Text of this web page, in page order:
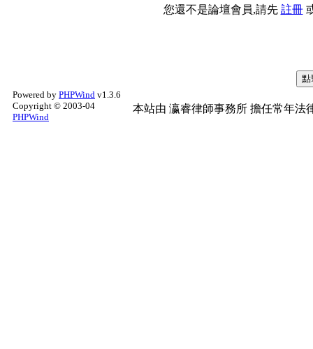
您還不是論壇會員,請先 註冊
Powered by PHPWind v1.3.6
Copyright © 2003-04
PHPWind
本站由 瀛睿律師事務所 擔任常年法